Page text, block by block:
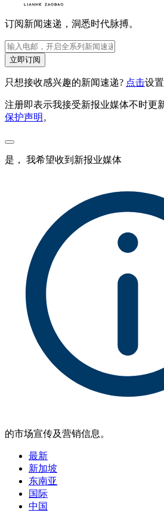
订阅新闻速递，洞悉时代脉搏。
立即订阅
只想接收感兴趣的新闻速递? 点击设
注册即表示我接受新报业媒体不时更
保护声明 。
是， 我希望收到新报业媒体
的市场宣传及营销信息。
最新
新加坡
东南亚
国际
中国